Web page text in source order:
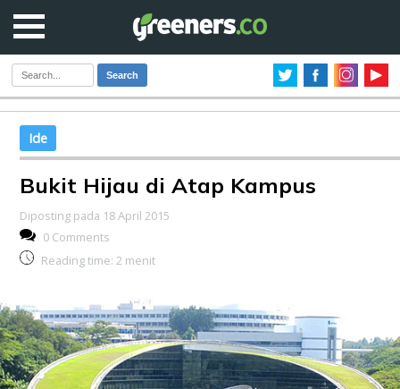
Search
Ide
Bukit Hijau di Atap Kampus
Diposting pada 18 April 2015
0 Comments
Reading time: 2 menit